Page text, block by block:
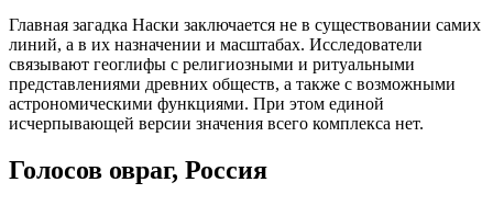
Главная загадка Наски заключается не в существовании самих
линий, а в их назначении и масштабах. Исследователи
связывают геоглифы с религиозными и ритуальными
представлениями древних обществ, а также с возможными
астрономическими функциями. При этом единой
исчерпывающей версии значения всего комплекса нет.
Голосов овраг, Россия